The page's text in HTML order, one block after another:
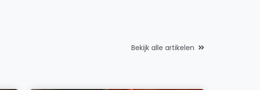
Bekijk alle artikelen